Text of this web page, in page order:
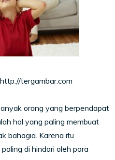
tergambar.com
orang yang berpendapat
hal yang paling membuat
bahagia. Karena itu
di hindari oleh para